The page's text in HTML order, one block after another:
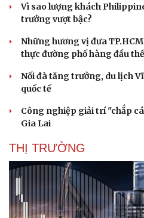
Săn Tour
check-in
Vì sao lượng khách
trưởng vượt bậc?
Những hương vị đưa
thực đường phố hàng đầu
Nối đà tăng trưởng, du lịch
quốc tế
Công nghiệp giải trí "chắp
Gia Lai
THỊ TRƯỜNG